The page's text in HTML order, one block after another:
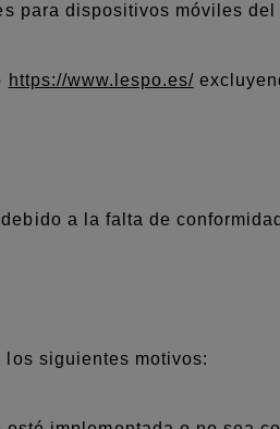
para dispositivos móviles
https://www.lespo.es/
a la falta de
siguientes motivos: